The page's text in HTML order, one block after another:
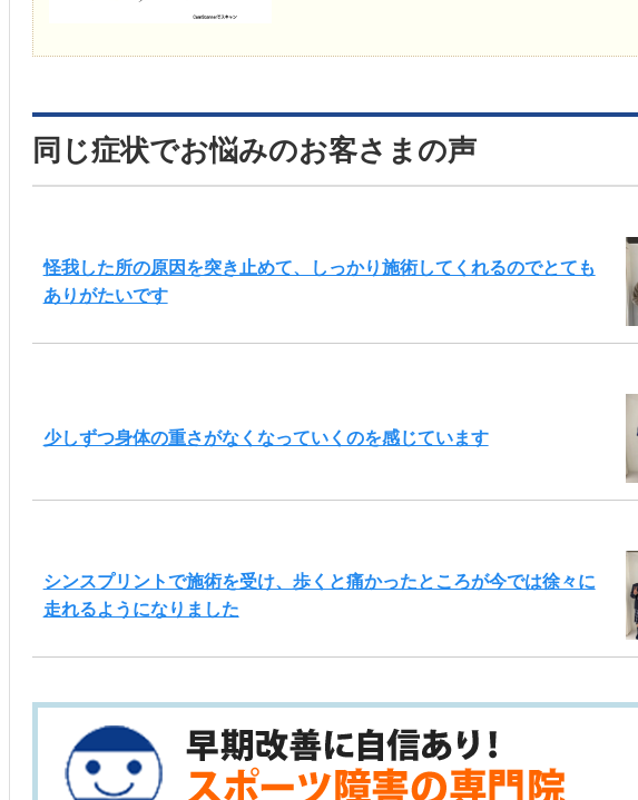
同じ症状でお悩みのお客さまの声
怪我した所の原因を突き止めて、しっかり施術してくれるのでとても
ありがたいです
少しずつ身体の重さがなくなっていくのを感じています
シンスプリントで施術を受け、歩くと痛かったところが今では徐々に
走れるようになりました